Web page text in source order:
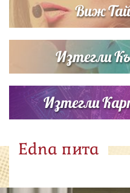
Виж
Изтегли
Изтегли
Edna пита